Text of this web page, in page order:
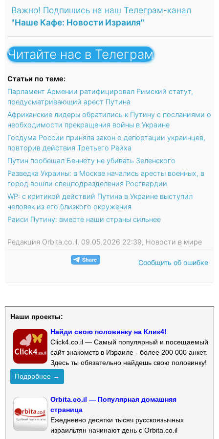
Важно! Подпишись на наш Телеграм-канал
"Наше Кафе: Новости Израиля"
Читайте нас в Телеграм
Статьи по теме:
Парламент Армении ратифицировал Римский статут,
предусматривающий арест Путина
Африканские лидеры обратились к Путину с посланиями о
необходимости прекращения войны в Украине
Госдума России приняла закон о депортации украинцев,
повторив действия Третьего Рейха
Путин пообещал Беннету не убивать Зеленского
Разведка Украины: в Москве начались аресты военных, в
город вошли спецподразделения Росгвардии
WP: с критикой действий Путина в Украине выступил
человек из его близкого окружения
Раиси Путину: вместе наши страны сильнее
Редакция Orbita.co.il, 09.05.2026 22:39, Новости в мире
Сообщить об ошибке
Наши проекты:
Найди свою половинку на Клик4!
Click4.co.il — Самый популярный и посещаемый
сайт знакомств в Израиле - более 200 000 анкет.
Здесь ты обязательно найдешь свою половинку!
Подробнее →
Orbita.co.il — Популярная домашняя
страница
Ежедневно десятки тысяч русскоязычных
израильтян начинают день с Orbita.co.il